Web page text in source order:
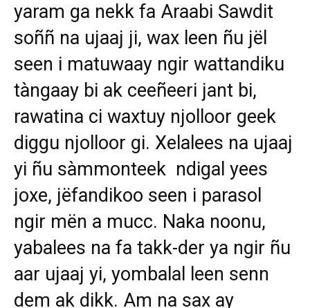
yaram ga nekk fa Araabi Sawdit
soññ na ujaaj ji, wax leen ñu jël
seen i matuwaay ngir wattandiku
tàngaay bi ak ceeñeeri jant bi,
rawatina ci waxtuy njolloor geek
diggu njolloor gi. Xelalees na ujaaj
yi ñu sàmmonteek ndigal yees
joxe, jëfandikoo seen i parasol
ngir mën a mucc. Naka noonu,
yabalees na fa takk-der ya ngir ñu
aar ujaaj yi, yombalal leen senn
dem ak dikk. Am na sax ay